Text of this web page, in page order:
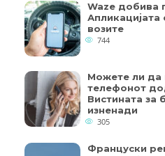
Waze добива
Апликацијата
возите
744
Можете ли да
телефонот
Вистината за
изненади
305
Француски